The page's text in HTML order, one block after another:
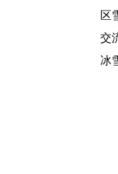
区
交
冰